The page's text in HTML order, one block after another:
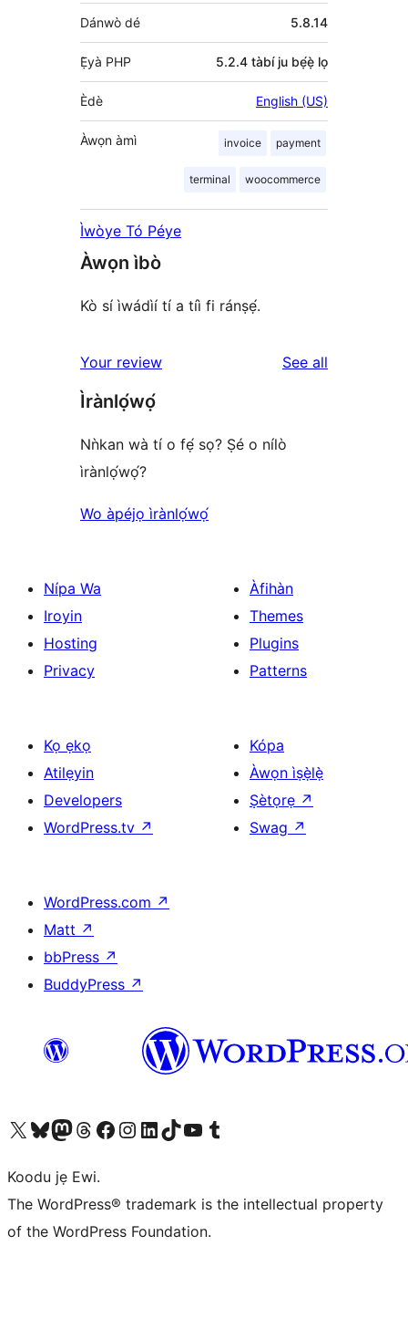
Dánwò dé 5.8.14
Ẹ̀yà PHP 5.2.4 tàbí ju bẹ́ẹ̀ lọ
Èdè English (US)
Àwọn àmì invoice payment
terminal woocommerce
Ìwòye Tó Péye
Àwọn ìbò
Kò sí ìwádìí tí a tíì fi ránṣẹ́.
Your review See all
Ìrànlọ́wọ́
Nǹkan wà tí o fẹ́ sọ? Ṣé o nílò
ìrànlọ́wọ́?
Wo àpéjọ ìrànlọ́wọ́
Nípa Wa
Iroyin
Hosting
Privacy
Àfihàn
Themes
Plugins
Patterns
Kọ ẹkọ
Atilẹyin
Developers
WordPress.tv ↗
Kópa
Àwọn ìṣẹ̀lẹ̀
Ṣètọrẹ ↗
Swag ↗
WordPress.com ↗
Matt ↗
bbPress ↗
BuddyPress ↗
Ṣabẹwo sí àkàùntù X (Twitter tẹ́lẹ̀) waBẹwo akanti Bluesky waLọ sí àkáǹtì Mastodon waBẹwo akanti Threads waṢabẹwo si Facebook waVisit our Instagram account
Visit our LinkedIn account
Bẹwo akanti TikTok waVisit our YouTube channel
Bẹwo akanti Tumblr wa
Koodu jẹ Ewi.
The WordPress® trademark is the intellectual property
of the WordPress Foundation.